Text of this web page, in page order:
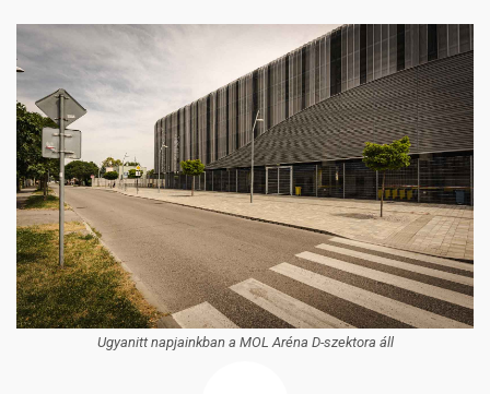
Ugyanitt napjainkban a MOL Aréna D-szektora áll